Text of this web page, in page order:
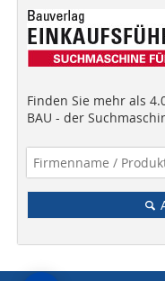
Finden Sie mehr als
BAU - der